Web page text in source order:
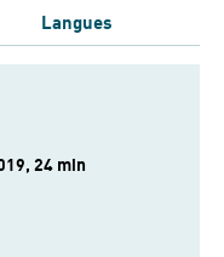
Langues
24 min